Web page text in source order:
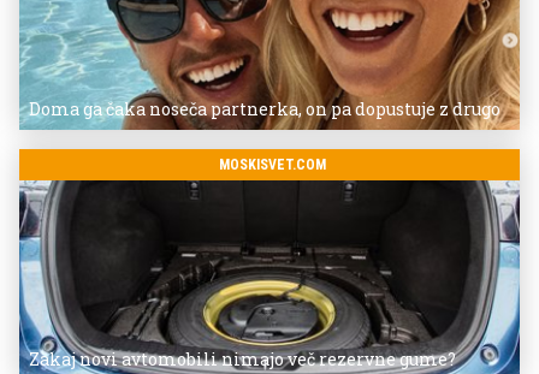
Doma ga čaka noseča partnerka, on pa dopustuje z drugo
MOSKISVET.COM
Zakaj novi avtomobili nimajo več rezervne gume?